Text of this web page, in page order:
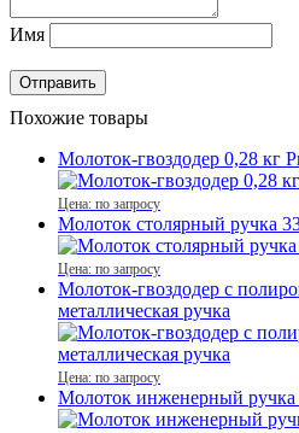
Имя
Похожие товары
Молоток-гвоздодер 0,28 кг
Цена: по запросу
Молоток столярный ручка
Цена: по запросу
Молоток-гвоздодер с
металлическая ручка
Цена: по запросу
Молоток инженерный